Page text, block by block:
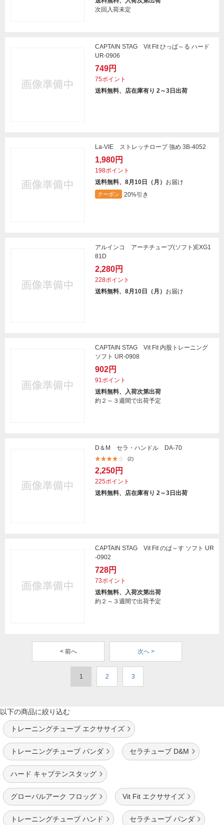
次回入荷未定
CAPTAIN STAG Vit Fit ひっぱ～る ハード
UR-0906
749円
75ポイント
送料無料、店在庫有り 2～3日出荷
La-VIE ストレッチロープ 強め 3B-4052
1,980円
198ポイント
送料無料、8月10日（月） お届け
クーポン 20%引き
アルインコ アーチチューブ(ソフト)EXG1
81D
2,280円
228ポイント
送料無料、8月10日（月） お届け
CAPTAIN STAG Vit Fit 内股トレーニング
ソフト UR-0908
902円
91ポイント
送料無料、入荷次第出荷
約２～３週間で出荷予定
D＆M セラ・ハンドル DA-70
(2)
2,250円
225ポイント
送料無料、店在庫有り 2～3日出荷
CAPTAIN STAG Vit Fit のば～す ソフト UR
-0902
728円
73ポイント
送料無料、入荷次第出荷
約２～３週間で出荷予定
< 前へ 次へ >
1 2 3
以下の商品に絞り込む
トレーニングチューブ エクササイズ
トレーニングチューブ パンダ セラチューブ D&M
ハード キャプテンスタッグ
グローバルアーク フロッグ Vit Fit エクササイズ
トレーニングチューブ ハンド セラチューブ パンダ